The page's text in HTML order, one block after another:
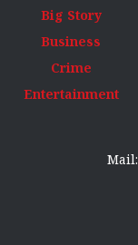
Big Story
Business
Crime
Entertainment
Mail: